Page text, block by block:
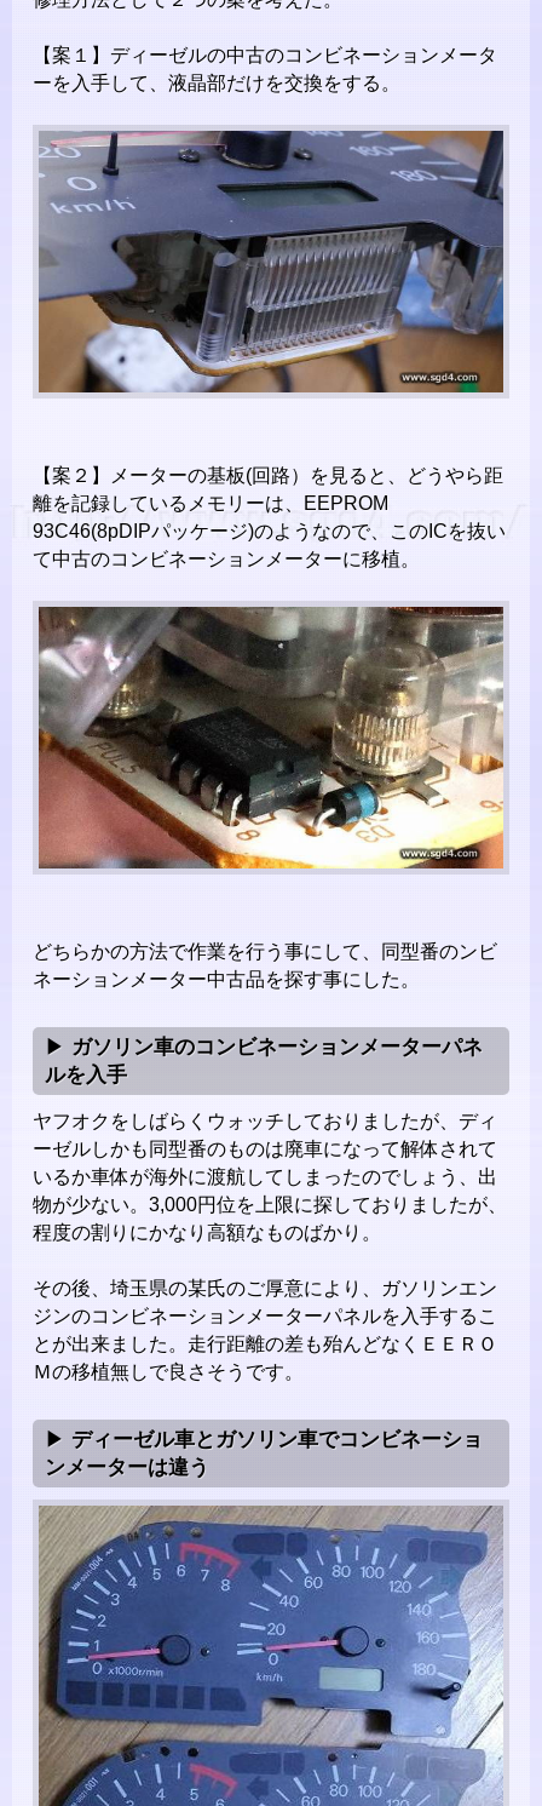
【案１】ディーゼルの中古のコンビネーションメータ
ーを入手して、液晶部だけを交換をする。
【案２】メーターの基板(回路）を見ると、どうやら距
離を記録しているメモリーは、EEPROM
93C46(8pDIPパッケージ)のようなので、このICを抜い
て中古のコンビネーションメーターに移植。
どちらかの方法で作業を行う事にして、同型番のンビ
ネーションメーター中古品を探す事にした。
ガソリン車のコンビネーションメーターパネ
ルを入手
ヤフオクをしばらくウォッチしておりましたが、ディ
ーゼルしかも同型番のものは廃車になって解体されて
いるか車体が海外に渡航してしまったのでしょう、出
物が少ない。3,000円位を上限に探しておりましたが、
程度の割りにかなり高額なものばかり。
その後、埼玉県の某氏のご厚意により、ガソリンエン
ジンのコンビネーションメーターパネルを入手するこ
とが出来ました。走行距離の差も殆んどなくＥＥＲＯ
Ｍの移植無しで良さそうです。
ディーゼル車とガソリン車でコンビネーショ
ンメーターは違う